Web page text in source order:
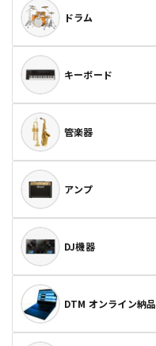
ドラム
キーボード
管楽器
アンプ
DJ機器
DTM オンライン納品